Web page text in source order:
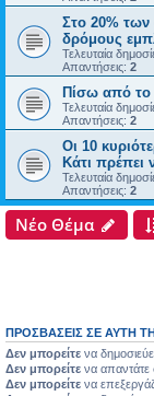
Στο 20%
δρόμους
Τελευταία
Απαντήσεις: 2
Πίσω από το
Τελευταία
Απαντήσεις: 2
Οι 10
Κάτι πρέπει
Τελευταία
Απαντήσεις: 2
Νέο Θέμα
ΠΡΟΣΒΆΣΕΙΣ ΣΕ ΑΥΤΉ
Δεν μπορείτε να
Δεν μπορείτε να απαντάτε
Δεν μπορείτε να